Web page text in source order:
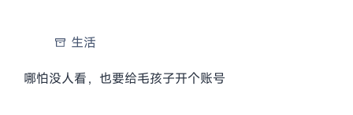
生活
哪怕没人看，也要给毛孩子开个账号